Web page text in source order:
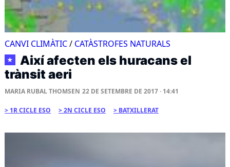
CANVI CLIMÀTIC/ CATÀSTROFES NATURALS
★
Així afecten els huracans el
trànsit aeri
MARIA RUBAL THOMSEN 22 DE SETEMBRE DE 2017 · 14:41
1R CICLE ESO 2N CICLE ESO BATXILLERAT